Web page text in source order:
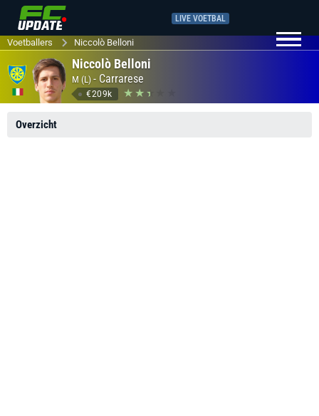
LIVE VOETBAL
Voetballers Niccolò Belloni
Niccolò Belloni
M (L) - Carrarese
€209k
Overzicht